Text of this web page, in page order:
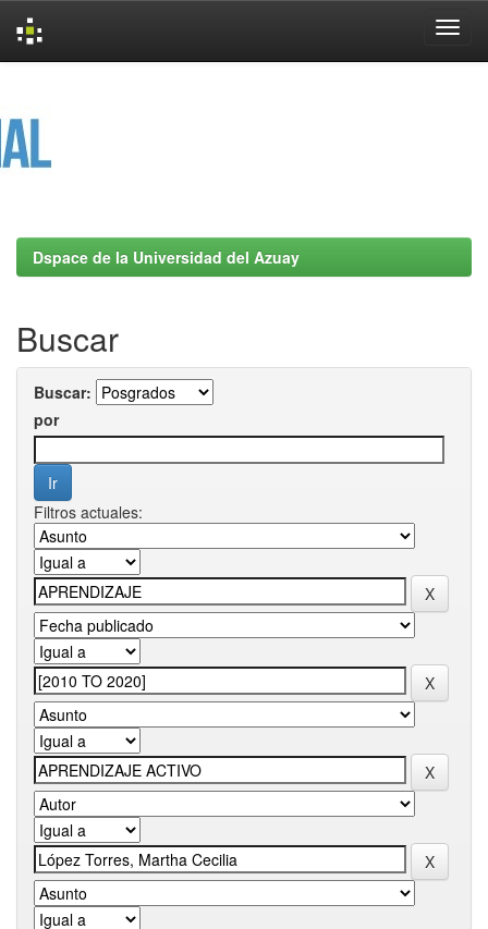
Dspace de la Universidad del Azuay
Buscar
Buscar:
por
Filtros actuales: